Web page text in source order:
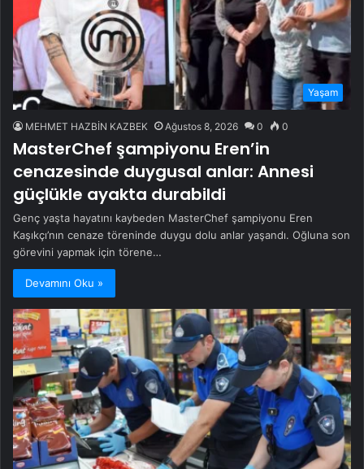
Yaşam
MEHMET HAZBİN KAZBEK Ağustos 8, 2026 0 0
MasterChef şampiyonu Eren’in
cenazesinde duygusal anlar: Annesi
güçlükle ayakta durabildi
Genç yaşta hayatını kaybeden MasterChef şampiyonu Eren
Kaşıkçı’nın cenaze töreninde duygu dolu anlar yaşandı. Oğluna son
görevini yapmak için törene…
Devamını Oku »